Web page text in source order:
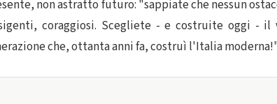
non astratto futuro: "sappiate che nessun
coraggiosi. Scegliete - e costruite oggi - il
che, ottanta anni fa, costruì l'Italia